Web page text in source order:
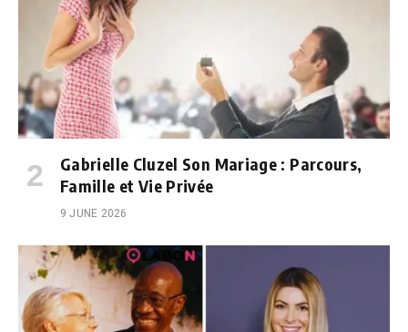
Gabrielle Cluzel Son Mariage : Parcours,
Famille et Vie Privée
9 JUNE 2026